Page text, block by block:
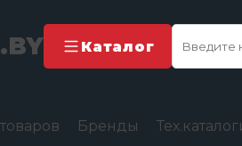
Каталог
Бренды